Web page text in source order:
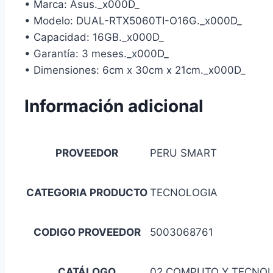
• Marca: Asus._x000D_
• Modelo: DUAL-RTX5060TI-O16G._x000D_
• Capacidad: 16GB._x000D_
• Garantía: 3 meses._x000D_
• Dimensiones: 6cm x 30cm x 21cm._x000D_
Información adicional
PROVEEDOR PERU SMART
CATEGORIA PRODUCTO TECNOLOGIA
CODIGO PROVEEDOR 5003068761